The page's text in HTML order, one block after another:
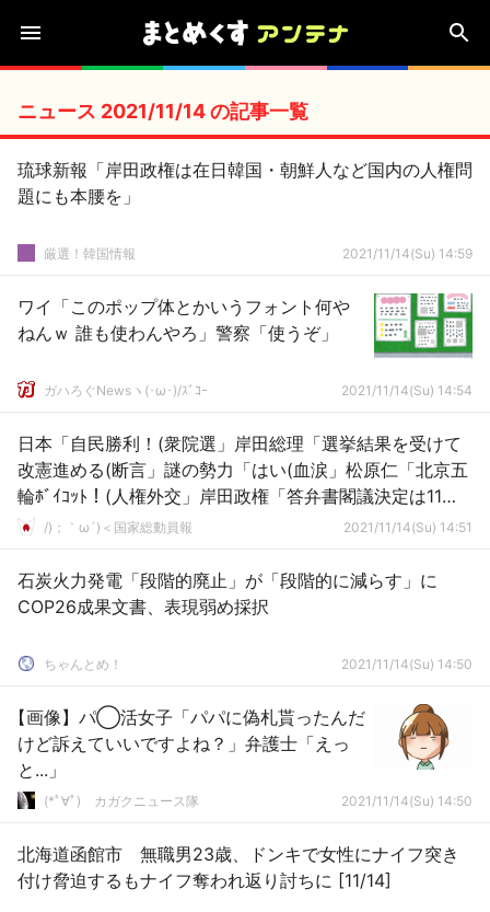
ニュース 2021/11/14 の記事一覧
琉球新報「岸田政権は在日韓国・朝鮮人など国内の人権問
題にも本腰を」
厳選！韓国情報 2021/11/14(Su) 14:59
ワイ「このポップ体とかいうフォント何や
ねんｗ 誰も使わんやろ」警察「使うぞ」
ガハろぐNewsヽ(･ω･)/ｽﾞｺｰ 2021/11/14(Su) 14:54
日本「自民勝利！(衆院選」岸田総理「選挙結果を受けて
改憲進める(断言」謎の勢力「はい(血涙」松原仁「北京五
輪ﾎﾞｲｺｯﾄ！(人権外交」岸田政権「答弁書閣議決定は11月
19日！」→
/)；｀ω´)＜国家総動員報 2021/11/14(Su) 14:51
石炭火力発電「段階的廃止」が「段階的に減らす」に
COP26成果文書、表現弱め採択
ちゃんとめ！ 2021/11/14(Su) 14:50
【画像】パ◯活女子「パパに偽札貰ったんだ
けど訴えていいですよね？」弁護士「えっ
と...」
(*ﾟ∀ﾟ)ゞカガクニュース隊 2021/11/14(Su) 14:50
北海道函館市 無職男23歳、ドンキで女性にナイフ突き
付け脅迫するもナイフ奪われ返り討ちに [11/14]